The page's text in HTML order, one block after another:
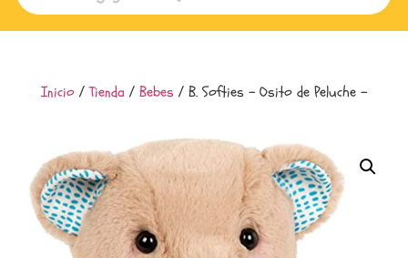
Inicio /Tienda / Bebes / B. Softies – Osito de Peluche –